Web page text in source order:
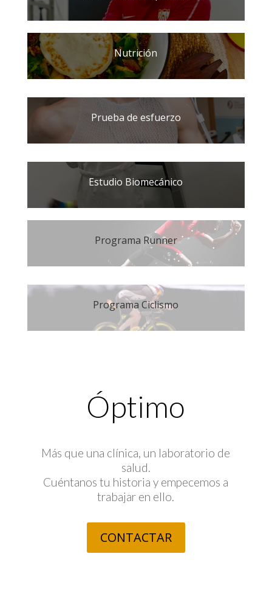
Nutrición
Prueba de esfuerzo
Estudio Biomecánico
Programa Runner
Programa Ciclismo
Óptimo
Más que una clínica, un laboratorio de
salud.
Cuéntanos tu historia y empecemos a
trabajar en ello.
CONTACTAR